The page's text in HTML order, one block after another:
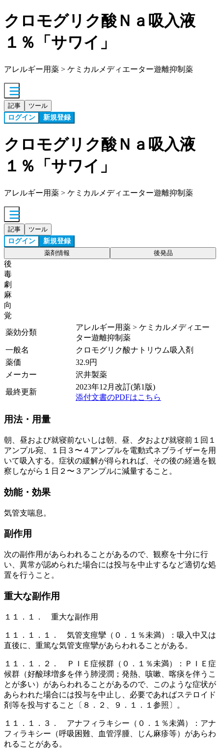
クロモグリク酸Ｎａ吸入液
１％「サワイ」
アレルギー用薬 > ケミカルメディエーター遊離抑制薬
記事 ツール
ログイン 新規登録
クロモグリク酸Ｎａ吸入液
１％「サワイ」
アレルギー用薬 > ケミカルメディエーター遊離抑制薬
記事 ツール
ログイン 新規登録
薬剤情報 後発品
後
毒
劇
麻
向
覚
薬効分類
アレルギー用薬 > ケミカルメディエー
ター遊離抑制薬
一般名
クロモグリク酸ナトリウム吸入剤
薬価
32.9円
メーカー
沢井製薬
最終更新
2023年12月改訂(第1版)
添付文書のPDFはこちら
用法・用量
朝、昼および就寝前ないしは朝、昼、夕および就寝前１回１
アンプル宛、１日３〜４アンプルを電動式ネブライザーを用
いて吸入する。症状の緩解が得られれば、その後の経過を観
察しながら１日２〜３アンプルに減量すること。
効能・効果
気管支喘息。
副作用
次の副作用があらわれることがあるので、観察を十分に行
い、異常が認められた場合には投与を中止するなど適切な処
置を行うこと。
重大な副作用
１１．１． 重大な副作用
１１．１．１． 気管支痙攣（０．１％未満）：吸入中又は
直後に、重篤な気管支痙攣があらわれることがある。
１１．１．２． ＰＩＥ症候群（０．１％未満）：ＰＩＥ症
候群（好酸球増多を伴う肺浸潤；発熱、咳嗽、喀痰を伴うこ
とが多い）があらわれることがあるので、このような症状が
あらわれた場合には投与を中止し、必要であればステロイド
剤等を投与すること〔８．２、９．１．１参照〕。
１１．１．３． アナフィラキシー（０．１％未満）：アナ
フィラキシー（呼吸困難、血管浮腫、じん麻疹等）があらわ
れることがある。